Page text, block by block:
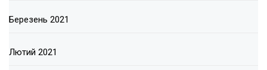
Березень 2021
Лютий 2021